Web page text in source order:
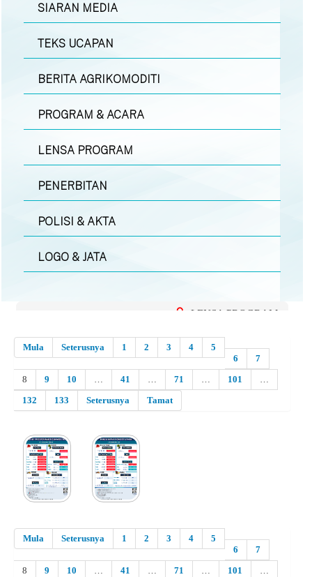
SIARAN MEDIA
TEKS UCAPAN
BERITA AGRIKOMODITI
PROGRAM & ACARA
LENSA PROGRAM
PENERBITAN
POLISI & AKTA
LOGO & JATA
LENSA PROGRAM
Mula Seterusnya 1 2 3 4
5
6
7
8
9 10 … 41 … 71 … 101
…
132
133 Seterusnya Tamat
Mula Seterusnya 1 2 3 4
5
6
7
8
9 10 … 41 … 71 … 101
…